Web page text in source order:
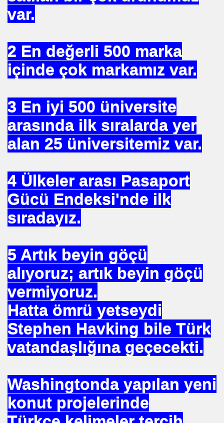
var.
2 En değerli 500 marka
içinde çok markamız var.
3 En iyi 500 üniversite
arasında ilk sıralarda yer
alan 25 üniversitemiz var.
4 Ülkeler arası Pasaport
Gücü Endeksi'nde ilk
sıradayız.
5 Artık beyin göçü
alıyoruz; artık beyin göçü
vermiyoruz.
Hatta ömrü yetseydi
Stephen Havking bile Türk
vatandaşlığına geçecekti.
Washingtonda yapılan yeni
konut projelerinde
YÖNETENLER
EV HANIMIMI
DEĞİL
KALDIRAN HZ MUHAMMEDİN SÜNNETI
SIĞINIRIM
Başak ERSEN